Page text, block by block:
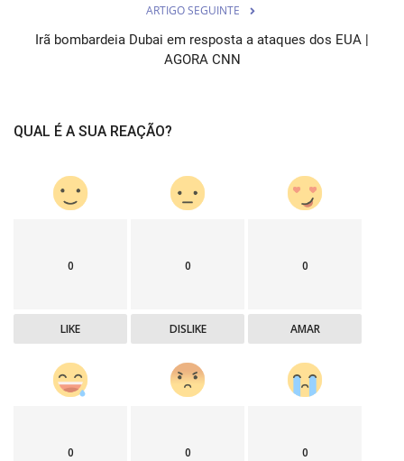
ARTIGO SEGUINTE
Irã bombardeia Dubai em resposta a ataques dos EUA |
AGORA CNN
QUAL É A SUA REAÇÃO?
0
LIKE
0
DISLIKE
0
AMAR
0 0 0